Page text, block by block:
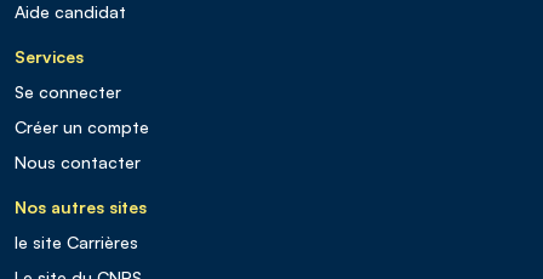
Aide candidat
Services
Se connecter
Créer un compte
Nous contacter
Nos autres sites
le site Carrières